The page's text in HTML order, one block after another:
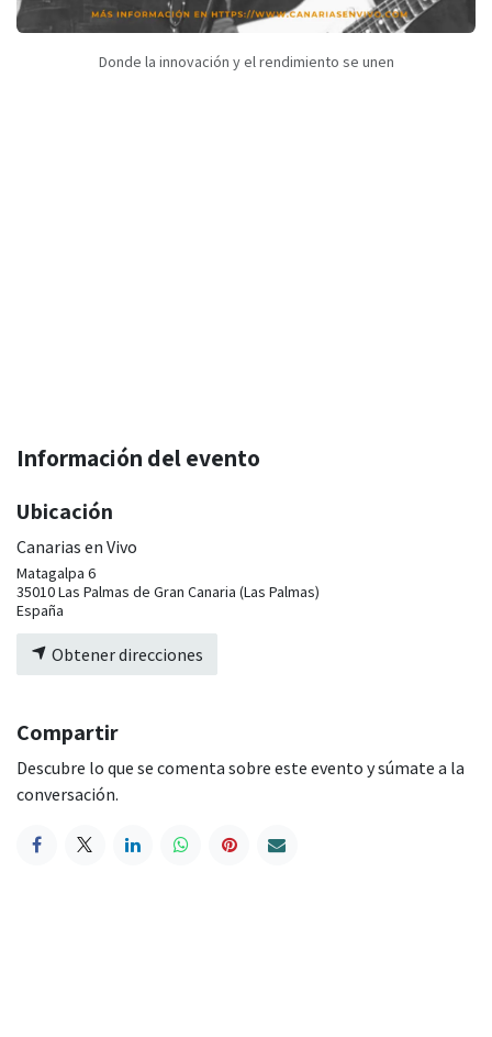
Donde la innovación y el rendimiento se unen
Información del evento
Ubicación
Canarias en Vivo
Matagalpa 6
35010 Las Palmas de Gran Canaria (Las Palmas)
España
Obtener direcciones
Compartir
Descubre lo que se comenta sobre este evento y súmate a la
conversación.